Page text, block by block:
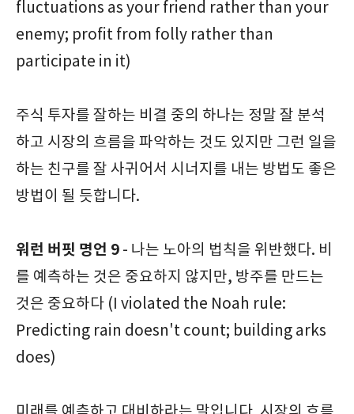
fluctuations as your friend rather than your
enemy; profit from folly rather than
participate in it)
주식 투자를 잘하는 비결 중의 하나는 정말 잘 분석
하고 시장의 흐름을 파악하는 것도 있지만 그런 일을
하는 친구를 잘 사귀어서 시너지를 내는 방법도 좋은
방법이 될 듯합니다.
워런 버핏 명언 9 - 나는 노아의 법칙을 위반했다. 비
를 예측하는 것은 중요하지 않지만, 방주를 만드는
것은 중요하다 (I violated the Noah rule:
Predicting rain doesn't count; building arks
does)